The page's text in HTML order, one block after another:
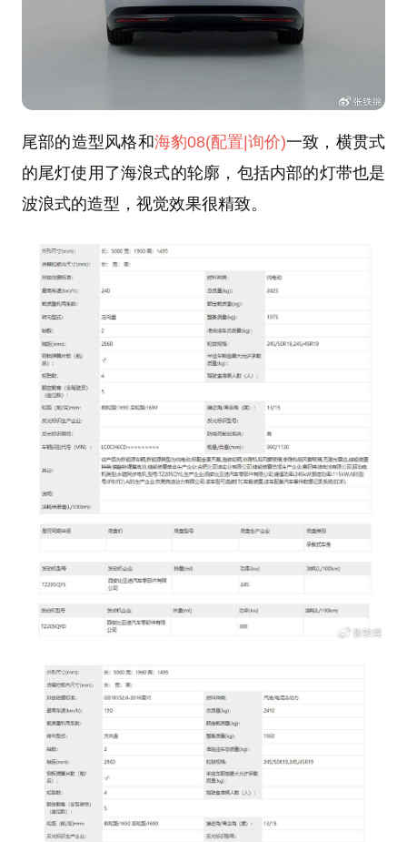
尾部的造型风格和海豹08(配置 |询价)一致，横贯式
的尾灯使用了海浪式的轮廓，包括内部的灯带也是
波浪式的造型，视觉效果很精致。